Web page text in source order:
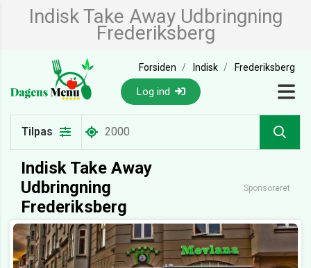
Indisk Take Away Udbringning
Frederiksberg
Forsiden Indisk Frederiksberg
Log ind
Tilpas
Indisk Take Away
Udbringning
Frederiksberg
Sponsoreret